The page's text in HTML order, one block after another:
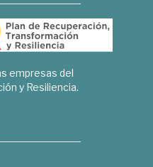
empresas del
y Resiliencia.